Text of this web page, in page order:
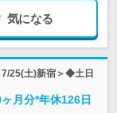
気になる
25(土)新宿＞◆土日
月分*年休126日